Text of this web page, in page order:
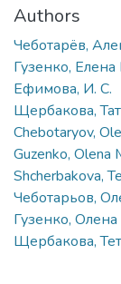
Authors
Чеботарёв,
Гузенко,
Ефимова, И. С.
Щербакова,
Chebotaryov,
Guzenko, Olena
Shcherbakova,
Чеботарьов,
Гузенко,
Щербакова,